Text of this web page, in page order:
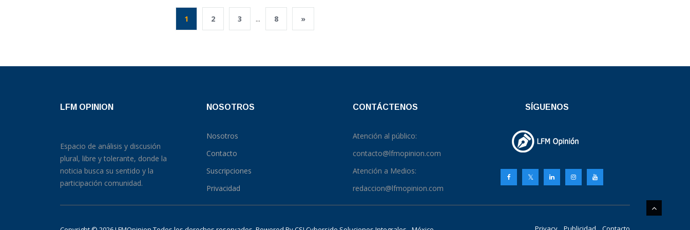
1 2 3 ... 8 »
LFM OPINION
Espacio de análisis y discusión
plural, libre y tolerante, donde la
noticia busca su sentido y la
participación comunidad.
NOSOTROS
Nosotros
Contacto
Suscripciones
Privacidad
CONTÁCTENOS
Atención al público:
contacto@lfmopinion.com
Atención a Medios:
redaccion@lfmopinion.com
SÍGUENOS